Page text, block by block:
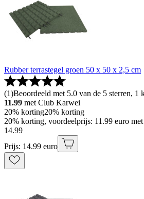
Rubber terrastegel groen 50 x 50 x 2,5 cm
(1)Beoordeeld met 5.0 van de 5 sterren, 1
11.99 met Club Karwei
20% korting20% korting
20% korting, voordeelprijs: 11.99 euro
14.99
Prijs: 14.99 euro